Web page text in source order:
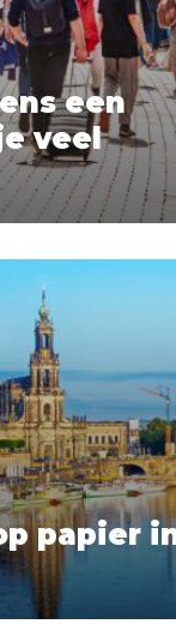
een
veel
papier